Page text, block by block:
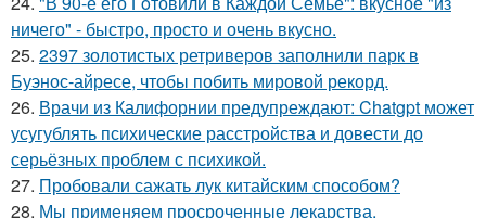
ничего" - быстро, просто и очень вкусно.
25. 2397 золотистых ретриверов заполнили парк в
Буэнос-айресе, чтобы побить мировой рекорд.
26. Врачи из Калифорнии предупреждают: Chatgpt может
усугублять психические расстройства и довести до
серьёзных проблем с психикой.
27. Пробовали сажать лук китайским способом?
28. Мы применяем просроченные лекарства.